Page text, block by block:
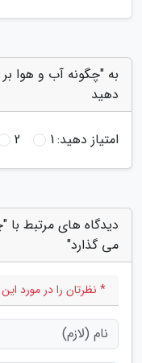
به "چگونه آب و هوا
دهید
امتیاز دهید:1
2
دیدگاه های مرتبط با
می گذارد"
* نظرتان را در مورد این